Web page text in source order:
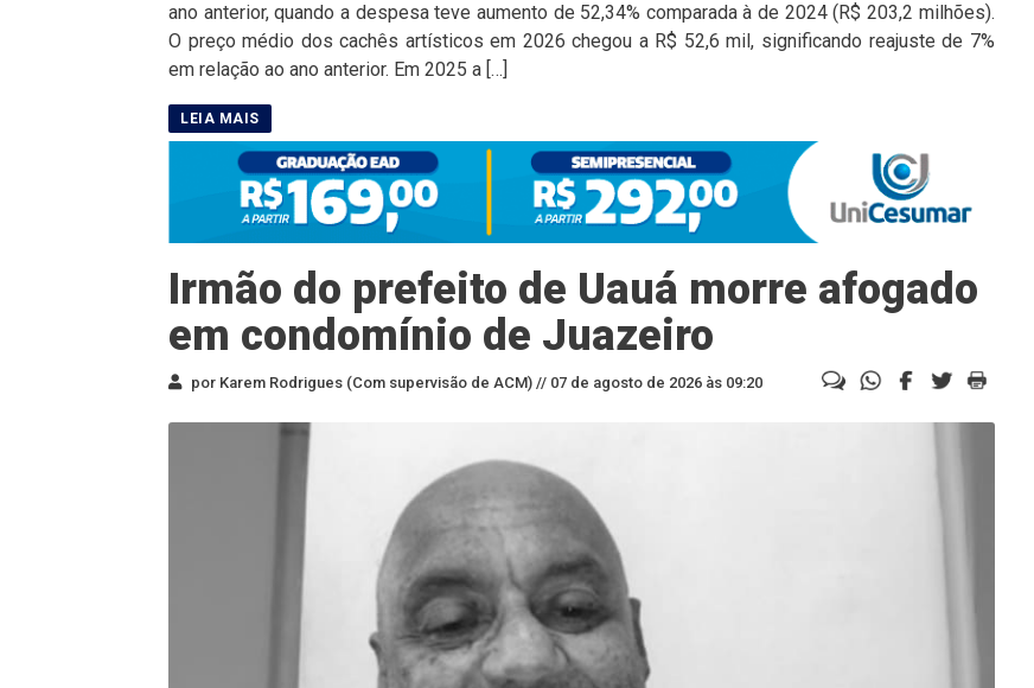
ano anterior, quando a despesa teve aumento de 52,34% comparada à de 2024 (R$ 203,2 milhões).
O preço médio dos cachês artísticos em 2026 chegou a R$ 52,6 mil, significando reajuste de 7%
em relação ao ano anterior. Em 2025 a […]
Irmão do prefeito de Uauá morre afogado
em condomínio de Juazeiro
por Karem Rodrigues (Com supervisão de ACM) // 07 de agosto de 2026 às 09:20